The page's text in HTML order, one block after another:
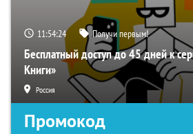
11:54:23 Получи первым!
Бесплатный доступ до 45 дней к
Книги»
Россия
Промокод